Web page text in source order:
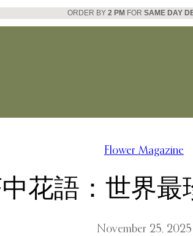
ORDER BY 2 PM FOR SAME DAY
Flower Magazine
花語：世界最
November 25, 2025